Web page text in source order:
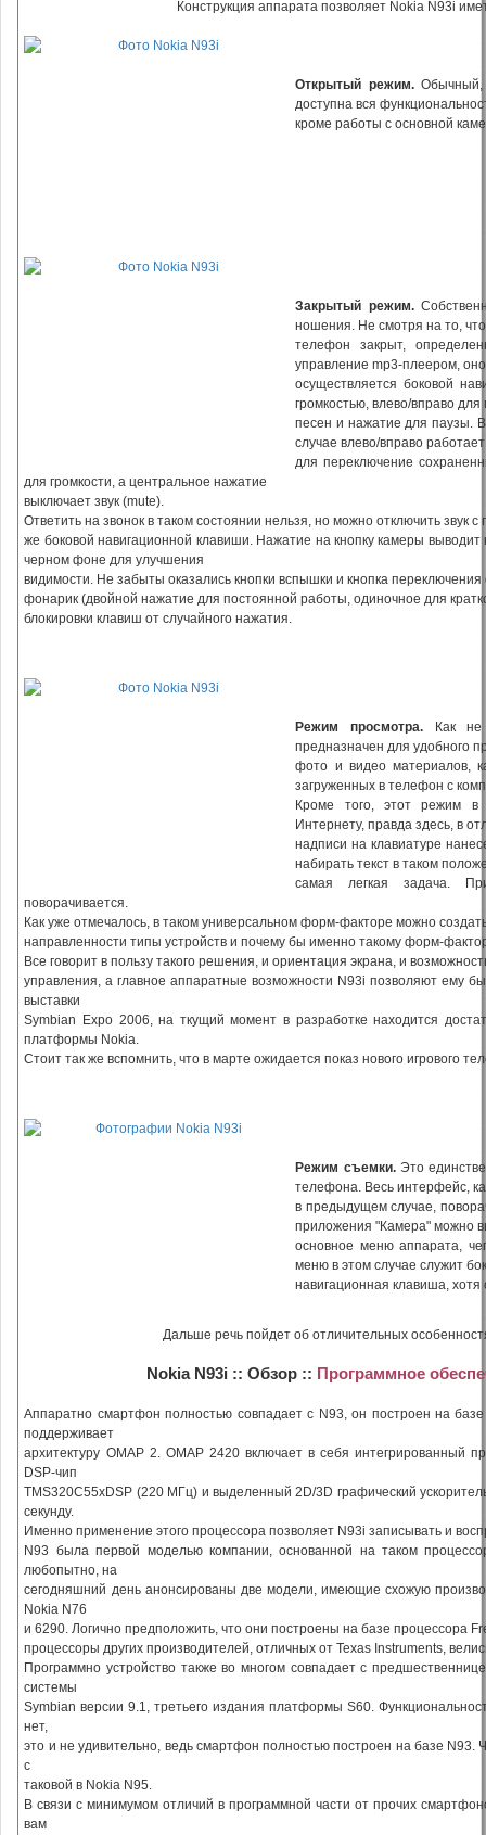
Конструкция аппарата позволяет Nokia N93i
Открытый режим.Обычный,
доступна вся
кроме работы с основной
Закрытый режим.
ношения. Не смотря на то, что
телефон закрыт,
управление mp3-плеером, оно
осуществляется боковой
громкостью, влево/вправо для
песен и нажатие для паузы.
случае влево/вправо работает
для переключение
для громкости, а центральное нажатие
выключает звук (mute).
Ответить на звонок в таком состоянии нельзя, но можно отключить звук
же боковой навигационной клавиши. Нажатие на кнопку камеры
черном фоне для улучшения
видимости. Не забыты оказались кнопки вспышки и кнопка
фонарик (двойной нажатие для постоянной работы, одиночное для
блокировки клавиш от случайного нажатия.
Режим просмотра. Как не
предназначен для удобного
фото и видео материалов,
загруженных в телефон с
Кроме того, этот режим в
Интернету, правда здесь, в
надписи на клавиатуре
набирать текст в таком
самая легкая задача.
поворачивается.
Как уже отмечалось, в таком универсальном форм-факторе можно
направленности типы устройств и почему бы именно такому форм-
Все говорит в пользу такого решения, и ориентация экрана, и
управления, а главное аппаратные возможности N93i позволяют ему
выставки
Symbian Expo 2006, на ткущий момент в разработке находится
платформы Nokia.
Стоит так же вспомнить, что в марте ожидается показ нового игрового
Режим съемки.Это
телефона. Весь интерфейс,
в предыдущем случае,
приложения "Камера" можно
основное меню аппарата,
меню в этом случае служит
навигационная клавиша,
Дальше речь пойдет об отличительных
Nokia N93i :: Обзор :: Программное
Аппаратно смартфон полностью совпадает с N93, он построен на
поддерживает
архитектуру OMAP 2. OMAP 2420 включает в себя интегрированный
DSP-чип
TMS320C55xDSP (220 МГц) и выделенный 2D/3D графический
секунду.
Именно применение этого процессора позволяет N93i записывать и
N93 была первой моделью компании, основанной на таком
любопытно, на
сегодняшний день анонсированы две модели, имеющие схожую
Nokia N76
и 6290. Логично предположить, что они построены на базе процессора
процессоры других производителей, отличных от Texas Instruments,
Программно устройство также во многом совпадает с
системы
Symbian версии 9.1, третьего издания платформы S60.
нет,
это и не удивительно, ведь смартфон полностью построен на базе N93.
с
таковой в Nokia N95.
В связи с минимумом отличий в программной части от прочих
вам